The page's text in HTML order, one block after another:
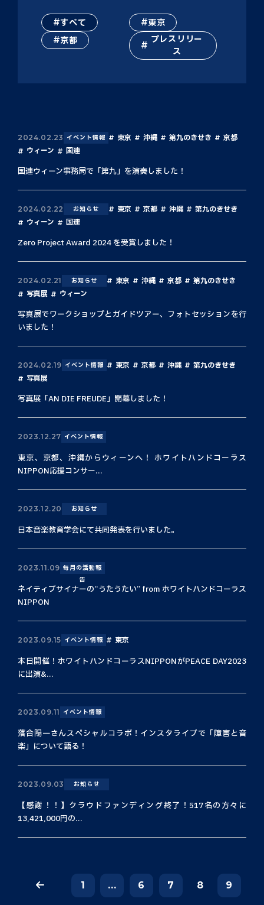
すべて
東京
京都
プレスリリー
ス
2024.02.23 イベント情報 東京 沖縄 第九のきせき
京都
ウィーン
国連
国連ウィーン事務局で「第九」を演奏しました！
2024.02.22 お知らせ 東京 京都 沖縄
第九のきせき
ウィーン
国連
Zero Project Award 2024 を受賞しました！
2024.02.21 お知らせ 東京 沖縄 京都
第九のきせき
写真展
ウィーン
写真展でワークショップとガイドツアー、フォトセッションを行
いました！
2024.02.19 イベント情報 東京 京都 沖縄
第九のきせき
写真展
写真展「AN DIE FREUDE」開幕しました！
2023.12.27 イベント情報
東京、京都、沖縄からウィーンへ！ ホワイトハンドコーラス
NIPPON応援コンサー...
2023.12.20 お知らせ
日本音楽教育学会にて共同発表を行いました。
2023.11.09 毎月の活動報
告
ネイティブサイナーの“うたうたい” from ホワイトハンドコーラス
NIPPON
2023.09.15 イベント情報 東京
本日開催！ホワイトハンドコーラスNIPPONがPEACE DAY2023
に出演&...
2023.09.11 イベント情報
落合陽一さんスペシャルコラボ！インスタライブで「障害と音
楽」について語る！
2023.09.03 お知らせ
【感謝！！】クラウドファンディング終了！517名の方々に
13,421,000円の...
1 ... 6 7 8 9